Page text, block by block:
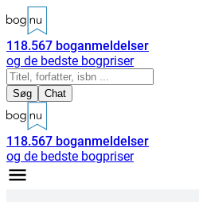
118.567 boganmeldelser
og de bedste bogpriser
Søg Chat
118.567 boganmeldelser
og de bedste bogpriser